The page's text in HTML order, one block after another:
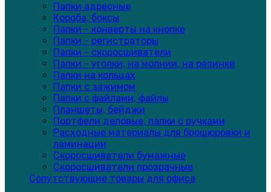
Папки адресные
Короба, боксы
Папки - конверты на кнопке
Папки - регистраторы
Папки - скоросшиватели
Папки - уголки, на молнии, на резинке
Папки на кольцах
Папки с зажимом
Папки с файлами, файлы
Планшеты, бейджи
Портфели деловые, папки с ручками
Расходные материалы для брошюровки и
ламинации
Скоросшиватели бумажные
Скоросшиватели прозрачные
Сопутствующие товары для офиса